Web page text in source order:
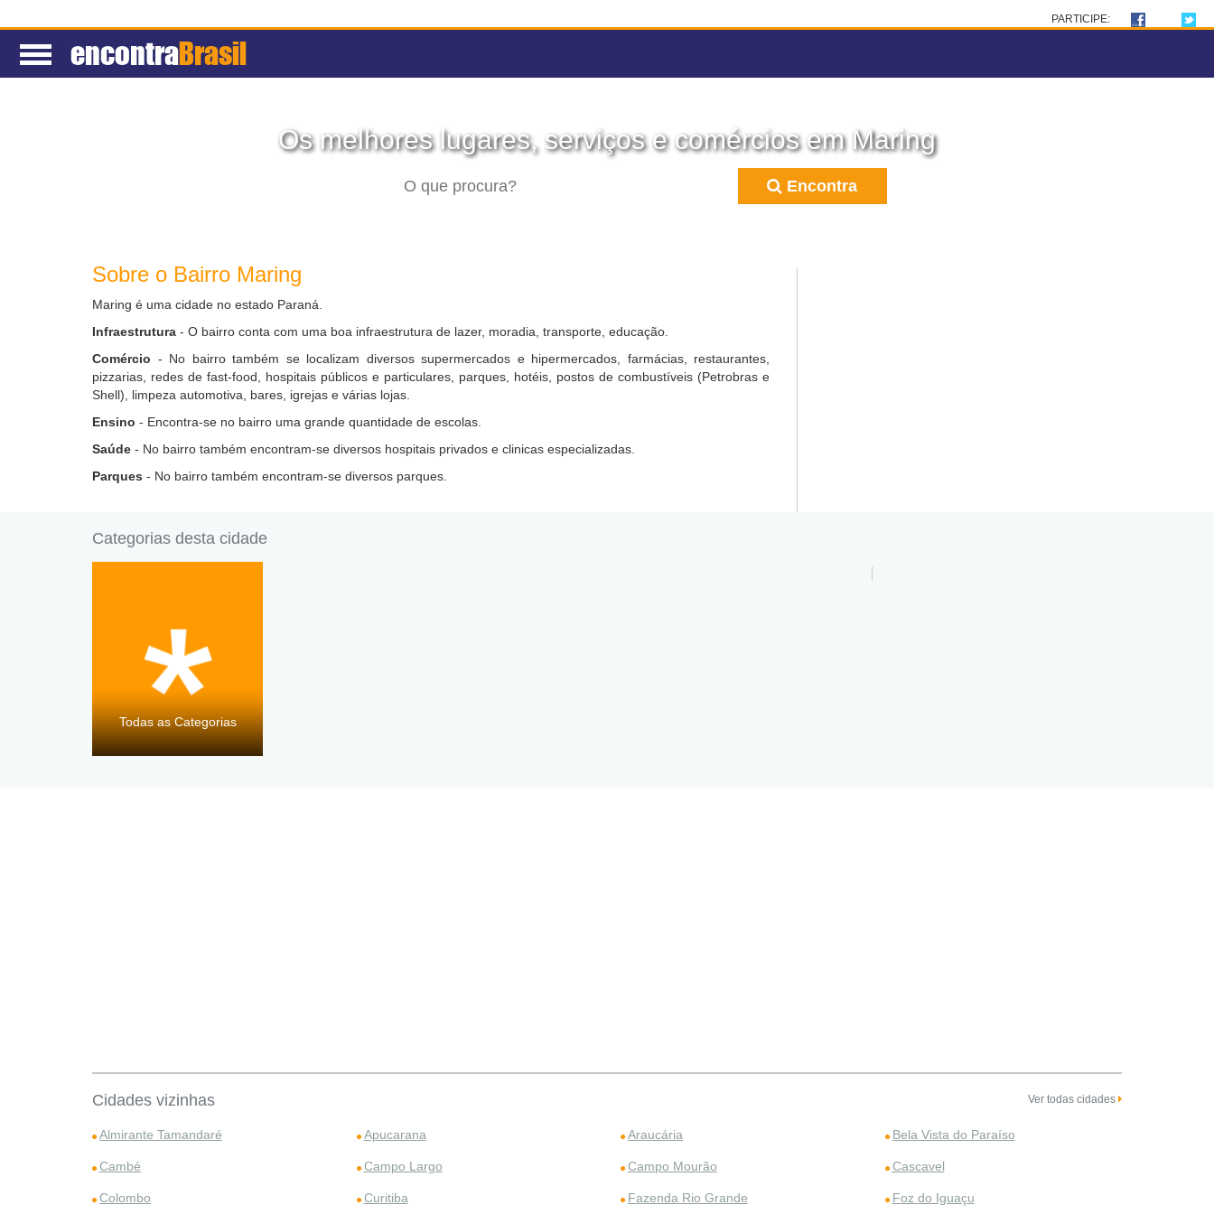
PARTICIPE:
encontraBrasil
Os melhores lugares, serviços e comércios em Maring
Encontra
Sobre o Bairro Maring
Maring é uma cidade no estado Paraná.
Infraestrutura - O bairro conta com uma boa infraestrutura de lazer, moradia, transporte, educação.
Comércio - No bairro também se localizam diversos supermercados e hipermercados, farmácias, restaurantes,
pizzarias, redes de fast-food, hospitais públicos e particulares, parques, hotéis, postos de combustíveis (Petrobras e
Shell), limpeza automotiva, bares, igrejas e várias lojas.
Ensino - Encontra-se no bairro uma grande quantidade de escolas.
Saúde - No bairro também encontram-se diversos hospitais privados e clinicas especializadas.
Parques - No bairro também encontram-se diversos parques.
Categorias desta cidade
Todas as Categorias
Cidades vizinhas Ver todas cidades
Almirante Tamandaré Apucarana Araucária Bela Vista do Paraíso
Cambé Campo Largo Campo Mourão Cascavel
Colombo Curitiba Fazenda Rio Grande Foz do Iguaçu